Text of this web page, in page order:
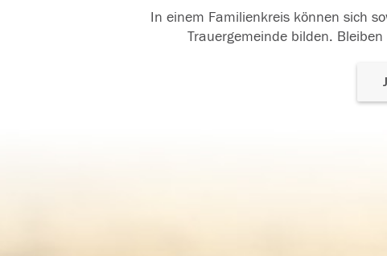
In einem Familienkreis können sich
Trauergemeinde bilden.